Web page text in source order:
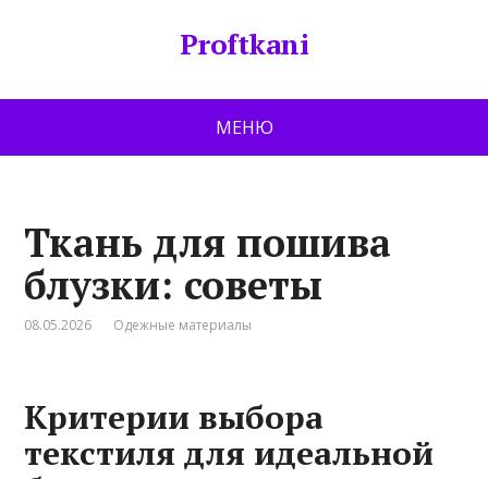
Proftkani
МЕНЮ
Ткань для пошива
блузки: советы
08.05.2026 Одежные материалы
Критерии выбора
текстиля для идеальной